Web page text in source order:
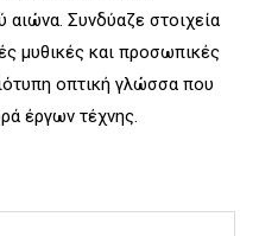
αιώνα. Συνδύαζε στοιχεία
μυθικές και προσωπικές
οπτική γλώσσα που
έργων τέχνης.